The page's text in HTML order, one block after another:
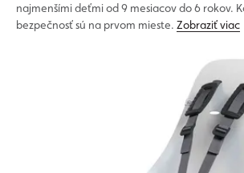
najmenšími deťmi od 9 mesiacov do 6 rokov.
bezpečnosť sú na prvom mieste. Zobraziť viac